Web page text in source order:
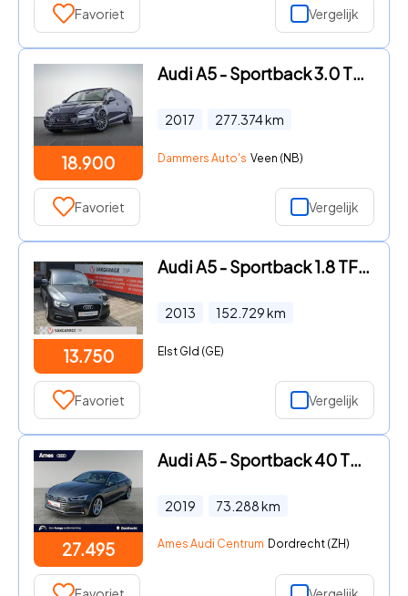
Favoriet Vergelijk
18.900
Audi A5 - Sportback 3.0 TDI Quattro S-line Pano ACC Massage B&O Ambien
2017 277.374km
Dammers Auto's Veen (NB)
Favoriet Vergelijk
13.750
Audi A5 - Sportback 1.8 TFSI S Edition
2013 152.729km
Elst Gld (GE)
Favoriet Vergelijk
27.495
Audi A5 - Sportback 40 TFSI 190pk Sport S-line Edition LED-koplampen |
2019 73.288km
Ames Audi Centrum Dordrecht (ZH)